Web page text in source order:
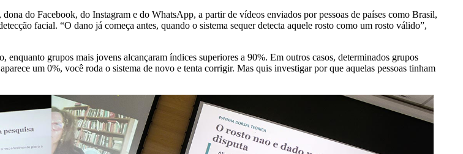
do Facebook, do Instagram e do WhatsApp, a partir de vídeos enviados por pessoas de países como Brasil,
facial. “O dano já começa antes, quando o sistema sequer detecta aquele rosto como um rosto válido”,
enquanto grupos mais jovens alcançaram índices superiores a 90%. Em outros casos, determinados grupos
um 0%, você roda o sistema de novo e tenta corrigir. Mas quis investigar por que aquelas pessoas tinham